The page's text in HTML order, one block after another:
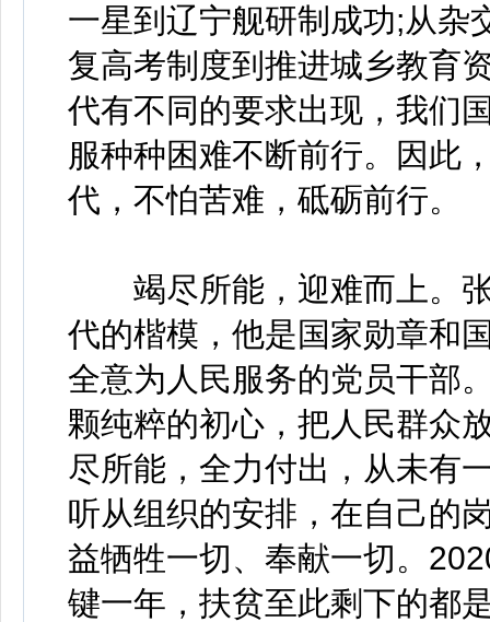
一星到辽宁舰研制成功;从杂
复高考制度到推进城乡教育
代有不同的要求出现，我们
服种种困难不断前行。因此
代，不怕苦难，砥砺前行。
竭尽所能，迎难而上。张
代的楷模，他是国家勋章和
全意为人民服务的党员干部
颗纯粹的初心，把人民群众
尽所能，全力付出，从未有
听从组织的安排，在自己的
益牺牲一切、奉献一切。
键一年，扶贫至此剩下的都